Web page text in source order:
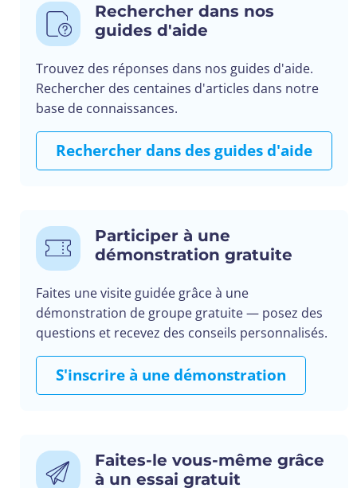
Rechercher dans nos
guides d'aide
Trouvez des réponses dans nos guides d'aide.
Rechercher des centaines d'articles dans notre
base de connaissances.
Rechercher dans des guides d'aide
Participer à une
démonstration gratuite
Faites une visite guidée grâce à une
démonstration de groupe gratuite — posez des
questions et recevez des conseils personnalisés.
S'inscrire à une démonstration
Faites-le vous-même grâce
à un essai gratuit